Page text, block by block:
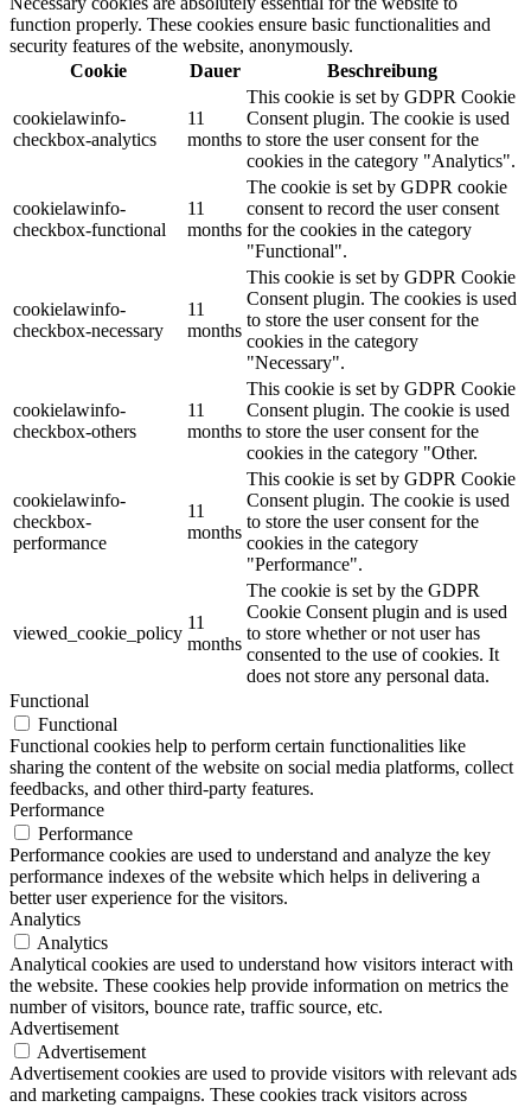
function properly. These cookies ensure basic functionalities and
security features of the website, anonymously.
Cookie
Dauer Beschreibung
cookielawinfo-
checkbox-analytics
11
months
This cookie is set by GDPR Cookie
Consent plugin. The cookie is used
to store the user consent for the
cookies in the category "Analytics".
cookielawinfo-
checkbox-functional
11
months
The cookie is set by GDPR cookie
consent to record the user consent
for the cookies in the category
"Functional".
cookielawinfo-
checkbox-necessary
11
months
This cookie is set by GDPR Cookie
Consent plugin. The cookies is used
to store the user consent for the
cookies in the category
"Necessary".
cookielawinfo-
checkbox-others
11
months
This cookie is set by GDPR Cookie
Consent plugin. The cookie is used
to store the user consent for the
cookies in the category "Other.
cookielawinfo-
checkbox-
performance
11
months
This cookie is set by GDPR Cookie
Consent plugin. The cookie is used
to store the user consent for the
cookies in the category
"Performance".
viewed_cookie_policy
11
months
The cookie is set by the GDPR
Cookie Consent plugin and is used
to store whether or not user has
consented to the use of cookies. It
does not store any personal data.
Functional
Functional
Functional cookies help to perform certain functionalities like
sharing the content of the website on social media platforms, collect
feedbacks, and other third-party features.
Performance
Performance
Performance cookies are used to understand and analyze the key
performance indexes of the website which helps in delivering a
better user experience for the visitors.
Analytics
Analytics
Analytical cookies are used to understand how visitors interact with
the website. These cookies help provide information on metrics the
number of visitors, bounce rate, traffic source, etc.
Advertisement
Advertisement
Advertisement cookies are used to provide visitors with relevant ads
and marketing campaigns. These cookies track visitors across